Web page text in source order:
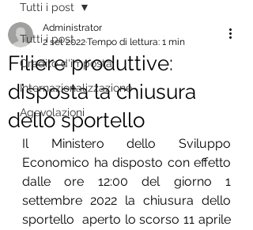
Tutti i post
Credito d'imposta
Internazionalizzazione
Agevolazioni
Tutti i post
Filiere produttive:
disposta la chiusura
dello sportello
Administrator
2 set 2022Tempo di lettura: 1 min
Il Ministero dello Sviluppo
Economico ha disposto con effetto
dalle ore 12:00 del giorno 1
settembre 2022 la chiusura dello
sportello  aperto lo scorso 11 aprile